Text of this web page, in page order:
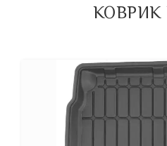
КОВРИК